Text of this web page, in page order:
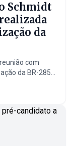
Schmidt
da
com
da BR-285: